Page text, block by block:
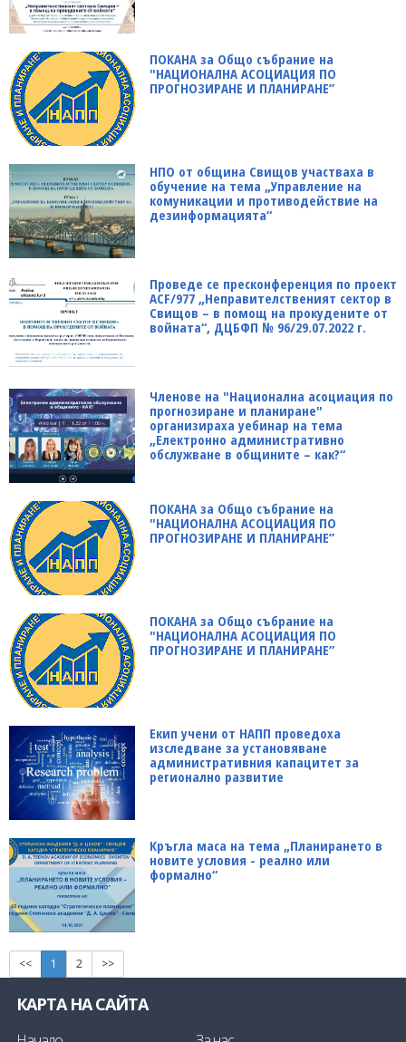
ПОКАНА за Общо събрание на
"НАЦИОНАЛНА АСОЦИАЦИЯ ПО
ПРОГНОЗИРАНЕ И ПЛАНИРАНЕ”
НПО от община Свищов участваха в
обучение на тема „Управление на
комуникации и противодействие на
дезинформацията“
Проведе се пресконференция по проект
ACF/977 „Неправителственият сектор в
Свищов – в помощ на прокудените от
войната“, ДЦБФП № 96/29.07.2022 г.
Членове на "Национална асоциация по
прогнозиране и планиране"
организираха уебинар на тема
„Електронно административно
обслужване в общините – как?“
ПОКАНА за Общо събрание на
"НАЦИОНАЛНА АСОЦИАЦИЯ ПО
ПРОГНОЗИРАНЕ И ПЛАНИРАНЕ”
ПОКАНА за Общо събрание на
"НАЦИОНАЛНА АСОЦИАЦИЯ ПО
ПРОГНОЗИРАНЕ И ПЛАНИРАНЕ”
Екип учени от НАПП проведоха
изследване за установяване
административния капацитет за
регионално развитие
Кръгла маса на тема „Планирането в
новите условия - реално или
формално“
<< 1 2 >>
КАРТА НА САЙТА